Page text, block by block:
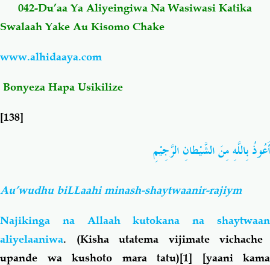
Fiqh-Ibaadah
Fataawa Za Ulamaa
Akhlaaq-Aadaab
Maswali-Majibu
Chemsha Bongo Vitabu
Mapishi
042-Du’aa Ya Aliyeingiwa Na Wasiwasi Katika
Swalaah Yake Au Kisomo Chake
www.alhidaaya.com
Bonyeza Hapa Usikilize
[138]
أَعُوذُ بِاللَّهِ مِنَ الشَّيْطانِ الرَّجِيْمِ
Au’wudhu biLLaahi minash-shaytwaanir-rajiym
Najikinga na Allaah kutokana na shaytwaan
aliyelaaniwa. (Kisha utatema vijimate vichache
upande wa kushoto mara tatu)[1] [yaani kama